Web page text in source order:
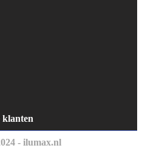
klanten
- ilumax.nl